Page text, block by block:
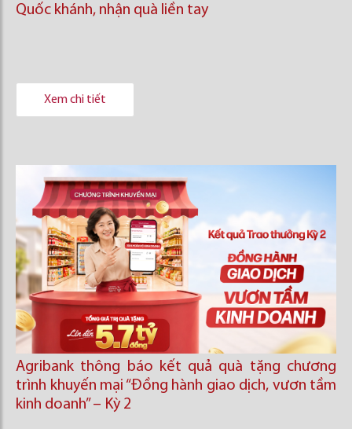
Quốc khánh, nhận quà liền tay
Xem chi tiết
Agribank thông báo kết quả quà tặng chương
trình khuyến mại “Đồng hành giao dịch, vươn tầm
kinh doanh’’ – Kỳ 2